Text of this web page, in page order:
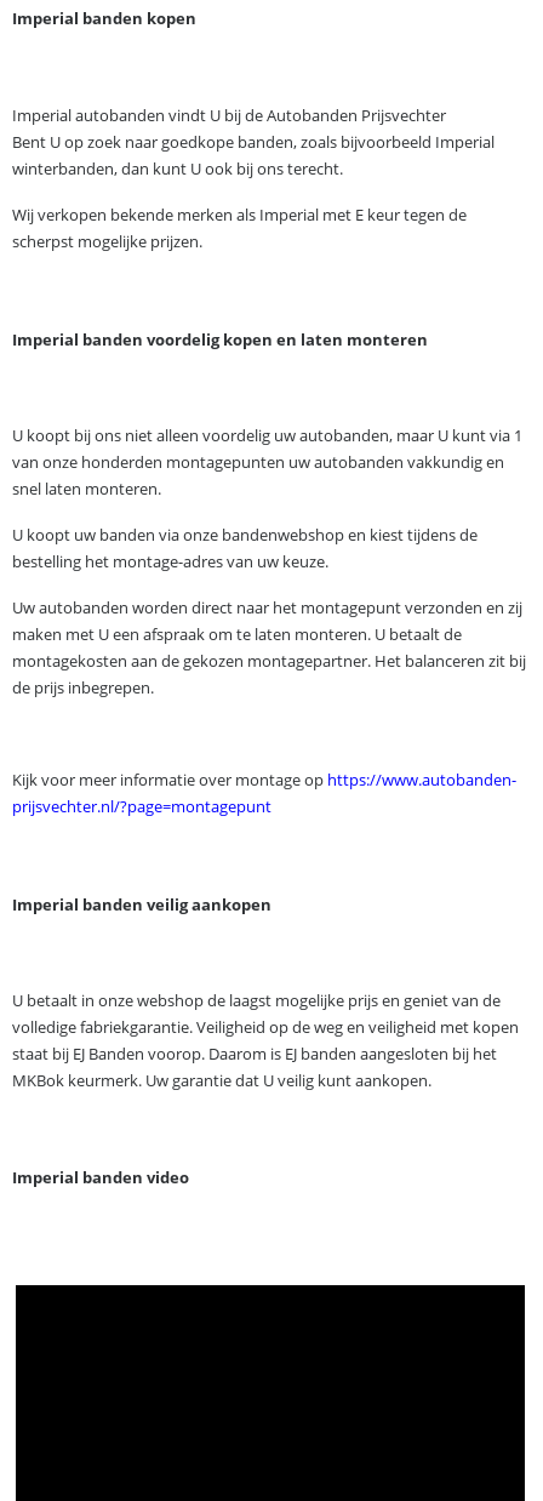
Imperial banden kopen
Imperial autobanden vindt U bij de Autobanden Prijsvechter
Bent U op zoek naar goedkope banden, zoals bijvoorbeeld Imperial
winterbanden, dan kunt U ook bij ons terecht.
Wij verkopen bekende merken als Imperial met E keur tegen de
scherpst mogelijke prijzen.
Imperial banden voordelig kopen en laten monteren
U koopt bij ons niet alleen voordelig uw autobanden, maar U kunt via 1
van onze honderden montagepunten uw autobanden vakkundig en
snel laten monteren.
U koopt uw banden via onze bandenwebshop en kiest tijdens de
bestelling het montage-adres van uw keuze.
Uw autobanden worden direct naar het montagepunt verzonden en zij
maken met U een afspraak om te laten monteren. U betaalt de
montagekosten aan de gekozen montagepartner. Het balanceren zit bij
de prijs inbegrepen.
Kijk voor meer informatie over montage op https://www.autobanden-
prijsvechter.nl/?page=montagepunt
Imperial banden veilig aankopen
U betaalt in onze webshop de laagst mogelijke prijs en geniet van de
volledige fabriekgarantie. Veiligheid op de weg en veiligheid met kopen
staat bij EJ Banden voorop. Daarom is EJ banden aangesloten bij het
MKBok keurmerk. Uw garantie dat U veilig kunt aankopen.
Imperial banden video